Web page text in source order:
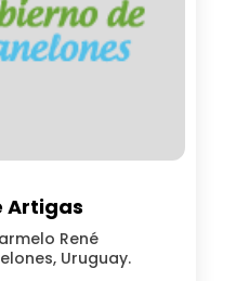
Artigas
René
Uruguay.